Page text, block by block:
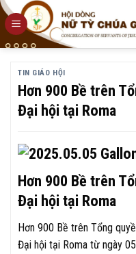
Skip
to
content
TIN GIÁO HỘI
Hơn 900 Bề trên
Đại hội tại Roma
Hơn 900 Bề trên
Đại hội tại Roma
Hơn 900 Bề trên Tổng
Đại hội tại Roma từ ngày